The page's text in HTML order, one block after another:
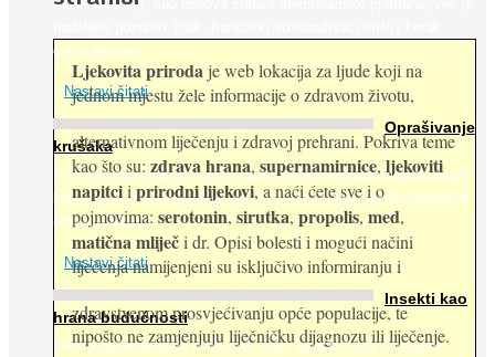
Maslinovo ulje, kao osnova zdrave mediteranske prehrane, već je
dalje. Njihovo ...
Nastavi čitati
Oprašivanje
krušaka
Pri podizanju nasada kruške zanemaruje se problem oprašivanja
kukcima jer vlada uvjerenje da će krušku oprašiti pčele medarice
(Apis mellifera). ...
Nastavi čitati
Insekti kao
hrana budućnosti
Prema predviđanjima FAO-a do 2050. godine život 9 milijardi
Ljekovita priroda je web lokacija za ljude koji na
jednom mjestu žele informacije o zdravom životu,
alternativnom liječenju i zdravoj prehrani. Pokriva teme
kao što su: zdrava hrana, supernamirnice, ljekoviti
napitciiprirodni lijekovi, a naći ćete sve i o
pojmovima: serotonin, sirutka, propolis, med,
matična mliječi dr. Opisi bolesti i mogući načini
liječenja namijenjeni su isključivo informiranju i
zdravstvenom prosvjećivanju opće populacije, te
nipošto ne zamjenjuju liječničku dijagnozu ili liječenje.